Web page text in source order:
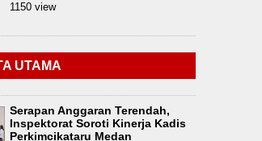
1150 view
UTAMA
Serapan Anggaran Terendah,
Inspektorat Soroti Kinerja Kadis
Perkimcikataru Medan